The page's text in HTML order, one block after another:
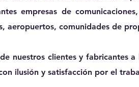
empresas de
aeropuertos, comunidades de
nuestros clientes y fabricantes
ilusión y satisfacción por el